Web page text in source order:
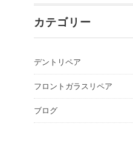
カテゴリー
デントリペア
フロントガラスリペア
ブログ